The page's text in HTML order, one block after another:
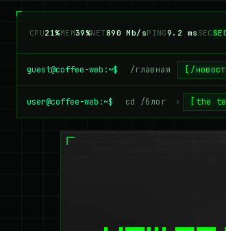
CPU24%MEM40%NET870 Mb/sPING9.2 ms SEC
guest@coffee-web:~$ /главная /
user@coffee-web:~$ cd /блог › the